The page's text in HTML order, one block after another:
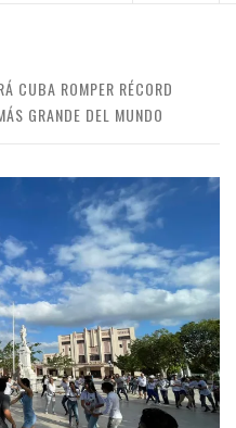
CUBA ROMPER RÉCORD
GRANDE DEL MUNDO